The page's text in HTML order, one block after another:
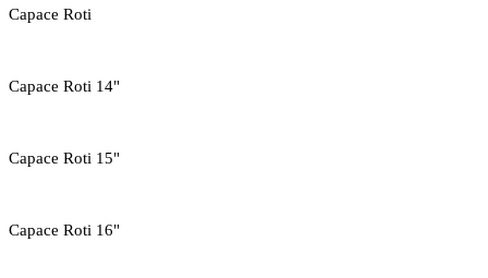
Capace Roti
Capace Roti 14"
Capace Roti 15"
Capace Roti 16"